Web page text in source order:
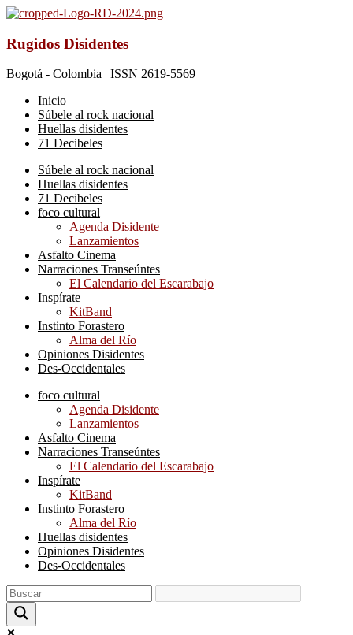
Rugidos Disidentes
Bogotá - Colombia | ISSN 2619-5569
Inicio
Súbele al rock nacional
Huellas disidentes
71 Decibeles
Súbele al rock nacional
Huellas disidentes
71 Decibeles
foco cultural
Agenda Disidente
Lanzamientos
Asfalto Cinema
Narraciones Transeúntes
El Calendario del Escarabajo
Inspírate
KitBand
Instinto Forastero
Alma del Río
Opiniones Disidentes
Des-Occidentales
foco cultural
Agenda Disidente
Lanzamientos
Asfalto Cinema
Narraciones Transeúntes
El Calendario del Escarabajo
Inspírate
KitBand
Instinto Forastero
Alma del Río
Huellas disidentes
Opiniones Disidentes
Des-Occidentales